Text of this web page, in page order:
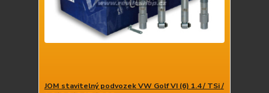
JOM stavitelný podvozek VW Golf VI (6) 1.4 / TSi /